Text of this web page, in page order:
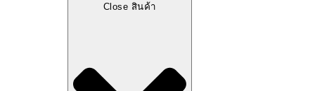
Close สินค้า